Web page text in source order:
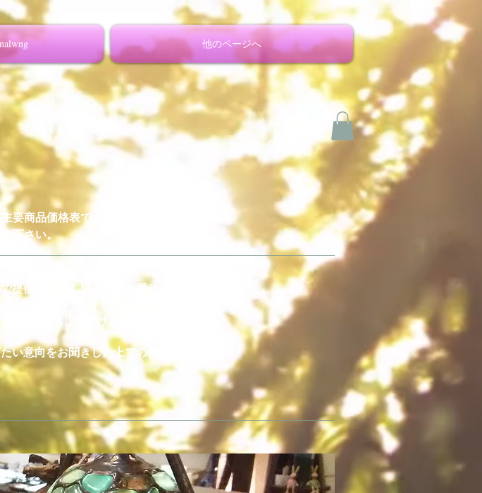
他のページへ
要商品価格表です。
て下さい。
提供するべく日々努力を重ねております。
円～作成して頂けます。
い意向をお聞きした上での作成も致します。